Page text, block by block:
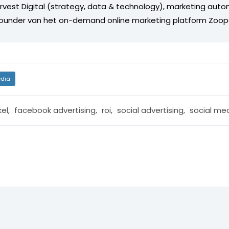
Digital (strategy, data & technology), marketing
van het on-demand online marketing platform
, facebook advertising, roi, social advertising, social